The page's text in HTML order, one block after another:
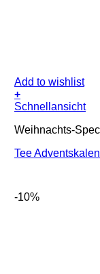
Add to wishlist
+
Schnellansicht
Weihnachts-
Tee
-10%